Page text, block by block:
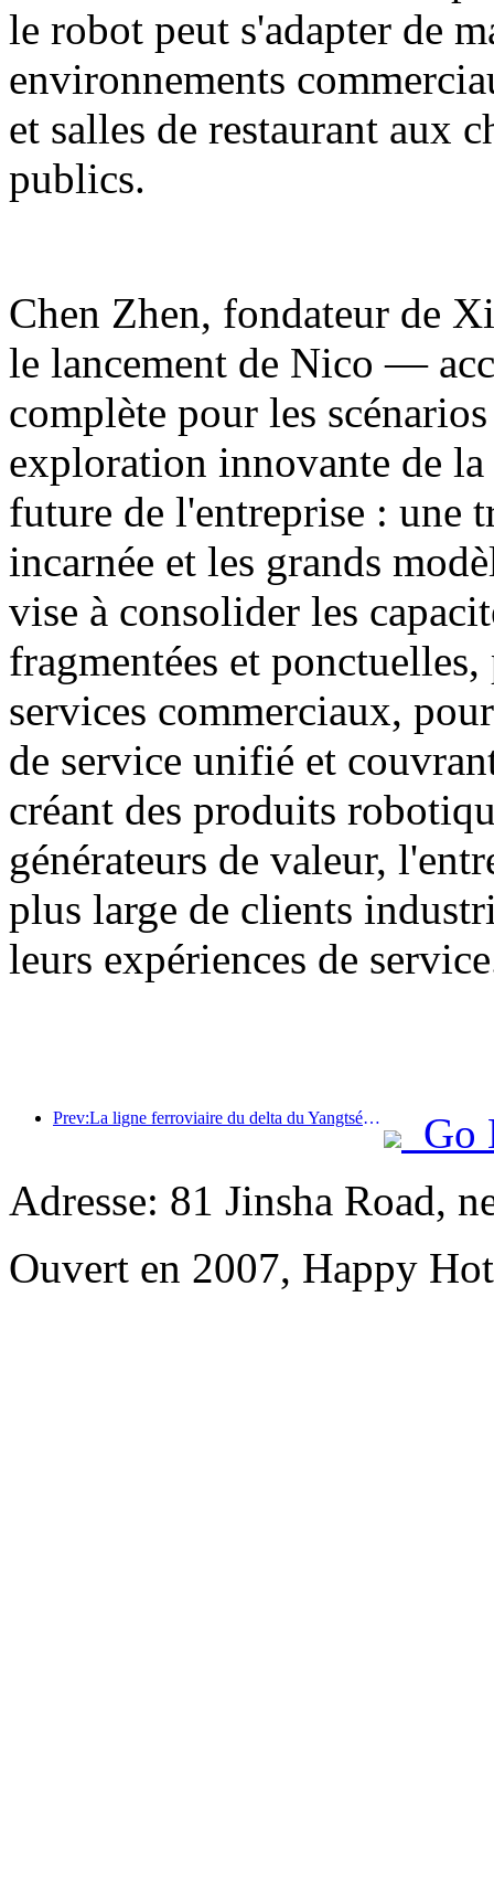
le robot peut s'adapter de
environnements
et salles de restaurant aux
publics.
Chen Zhen, fondateur de
le lancement de Nico —
complète pour les
exploration innovante de
future de l'entreprise : une
incarnée et les grands
vise à consolider les
fragmentées et ponctuelles,
services commerciaux,
de service unifié et
créant des produits
générateurs de valeur,
plus large de clients
leurs expériences de
Prev:La ligne ferroviaire du delta du Yangtsé a transporté plus de 21,38 millions de passagers pendant les vacances du 1er mai.
Go
Adresse: 81 Jinsha Road,
Ouvert en 2007, Happy